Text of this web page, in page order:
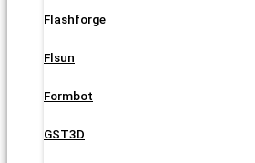
Flashforge
Flsun
Formbot
GST3D